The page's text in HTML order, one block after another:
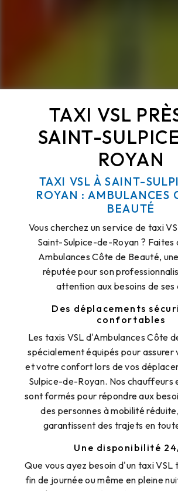
TAXI VSL
SAINT-
ROYAN
TAXI VSL À SAINT-
ROYAN : AMBULANCES
BEAUTÉ
Vous cherchez un service de taxi
Saint-Sulpice-de-Royan ? Faites
Ambulances Côte de Beauté,
réputée pour son
attention aux besoins de ses
Des déplacements
confortables
Les taxis VSL d'Ambulances Côte
spécialement équipés pour
et votre confort lors de vos
Sulpice-de-Royan. Nos chauffeurs
sont formés pour répondre aux
des personnes à mobilité
garantissent des trajets en
Une disponibilité
Que vous ayez besoin d'un taxi VSL
fin de journée ou même en pleine